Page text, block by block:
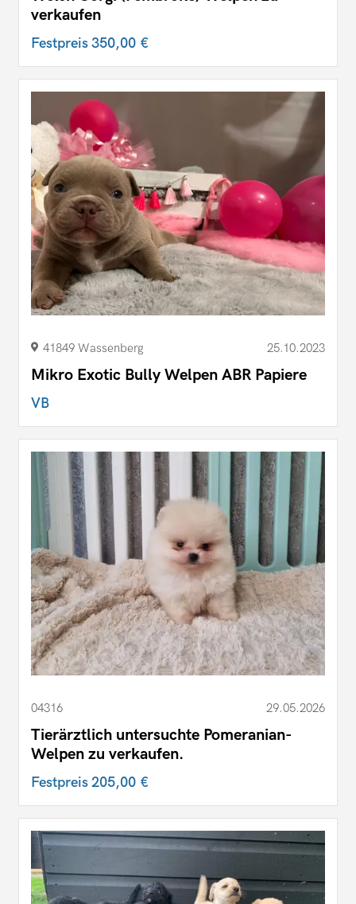
verkaufen
Festpreis350,00 €
41849 Wassenberg 25.10.2023
Mikro Exotic Bully Welpen ABR Papiere
VB
04316 29.05.2026
Tierärztlich untersuchte Pomeranian-
Welpen zu verkaufen.
Festpreis205,00 €